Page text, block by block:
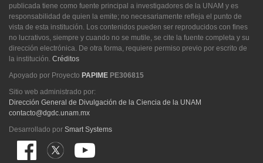
publicada tiene como fuente principal a investigadores de la UNAM y es
responsabilidad de quien la emite; no necesariamente refleja el punto de
vista de esta institución. Los contenidos pueden ser reproducidos con fines
no lucrativos, siempre y cuando no se mutile, se cite la fuente completa y su
dirección electrónica. De otra forma, requiere permiso previo por escrito de
la institución. Créditos
Apoyado por Proyecto PAPIME PE306815
Sitio web administrado por:
Dirección General de Divulgación de la Ciencia de la UNAM
contacto@dgdc.unam.mx
Desarrollado por Smart Systems